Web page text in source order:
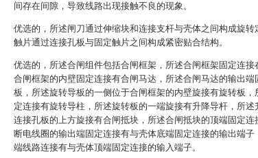
间存在间隙，导致线路出现接触不良的现象。
优选的，所述闸刀通过伸缩块和连接支杆与壳体之间构成旋转
触片通过连接孔板与固定触片之间构成紧密贴合结构。
优选的，所述合闸组件包括合闸框架，所述合闸框架固定连接
合闸框架的内壁固定连接有合闸马达，所述合闸马达的输出端
板，所述旋转导板的一侧位于合闸框架的内壁旋接有旋转板，
定连接有旋转导柱，所述旋转板的一端旋接有升降导杆，所
连接孔板的上方旋接有合闸抵块，所述合闸抵块的顶端固定连
断电线圈的输出端固定连接有与壳体底端固定连接的输出端
端线路连接有与壳体顶端固定连接的输入端子。